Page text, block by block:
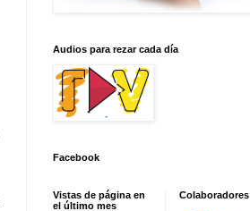
Audios para rezar cada día
Facebook
Vistas de página en
el último mes
Colaboradores